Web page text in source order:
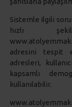
Sistemle ilgili
hızlı
adresini tespit
adresleri,
kapsamlı
kullanılabilir.